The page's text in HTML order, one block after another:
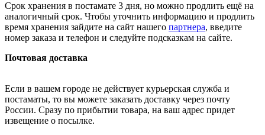
Срок хранения в постамате 3 дня, но можно продлить ещё на
аналогичный срок. Чтобы уточнить информацию и продлить
время хранения зайдите на сайт нашего партнера, введите
номер заказа и телефон и следуйте подсказкам на сайте.
Почтовая доставка
Если в вашем городе не действует курьерская служба и
постаматы, то вы можете заказать доставку через почту
России. Сразу по прибытии товара, на ваш адрес придет
извещение о посылке.